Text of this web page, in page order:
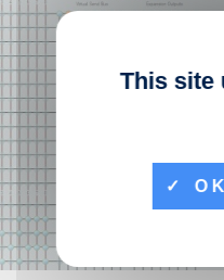
This site